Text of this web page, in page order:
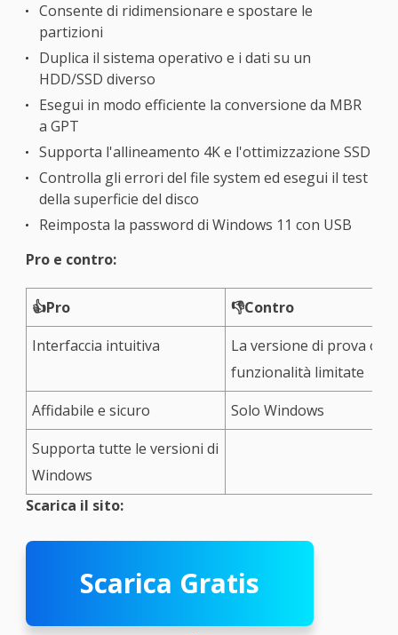
Consente di ridimensionare e spostare le
partizioni
Duplica il sistema operativo e i dati su un
HDD/SSD diverso
Esegui in modo efficiente la conversione da MBR
a GPT
Supporta l'allineamento 4K e l'ottimizzazione SSD
Controlla gli errori del file system ed esegui il test
della superficie del disco
Reimposta la password di Windows 11 con USB
Pro e contro:
👍Pro
👎Contro
Interfaccia intuitiva
La versione di prova
funzionalità limitate
Affidabile e sicuro
Solo Windows
Supporta tutte le versioni di
Windows
Scarica il sito:
Scarica Gratis